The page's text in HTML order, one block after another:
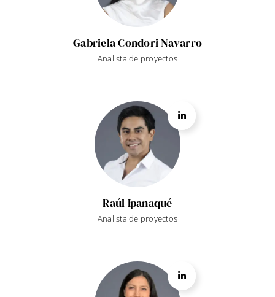
Gabriela Condori Navarro
Analista de proyectos
Raúl Ipanaqué
Analista de proyectos